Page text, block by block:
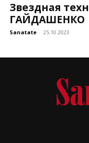
Звездная
ГАЙДАШЕНКО
Sanatate - 25.10.2023